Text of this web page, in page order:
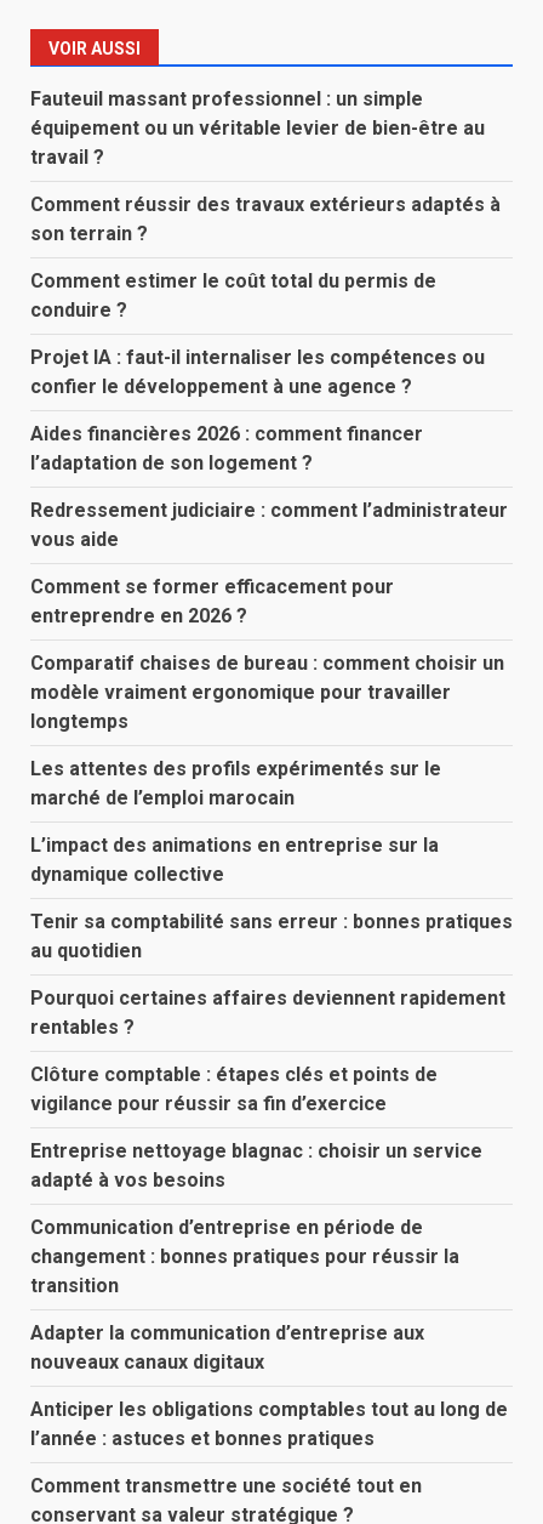
VOIR AUSSI
Fauteuil massant professionnel : un simple
équipement ou un véritable levier de bien-être au
travail ?
Comment réussir des travaux extérieurs adaptés à
son terrain ?
Comment estimer le coût total du permis de
conduire ?
Projet IA : faut-il internaliser les compétences ou
confier le développement à une agence ?
Aides financières 2026 : comment financer
l’adaptation de son logement ?
Redressement judiciaire : comment l’administrateur
vous aide
Comment se former efficacement pour
entreprendre en 2026 ?
Comparatif chaises de bureau : comment choisir un
modèle vraiment ergonomique pour travailler
longtemps
Les attentes des profils expérimentés sur le
marché de l’emploi marocain
L’impact des animations en entreprise sur la
dynamique collective
Tenir sa comptabilité sans erreur : bonnes pratiques
au quotidien
Pourquoi certaines affaires deviennent rapidement
rentables ?
Clôture comptable : étapes clés et points de
vigilance pour réussir sa fin d’exercice
Entreprise nettoyage blagnac : choisir un service
adapté à vos besoins
Communication d’entreprise en période de
changement : bonnes pratiques pour réussir la
transition
Adapter la communication d’entreprise aux
nouveaux canaux digitaux
Anticiper les obligations comptables tout au long de
l’année : astuces et bonnes pratiques
Comment transmettre une société tout en
conservant sa valeur stratégique ?